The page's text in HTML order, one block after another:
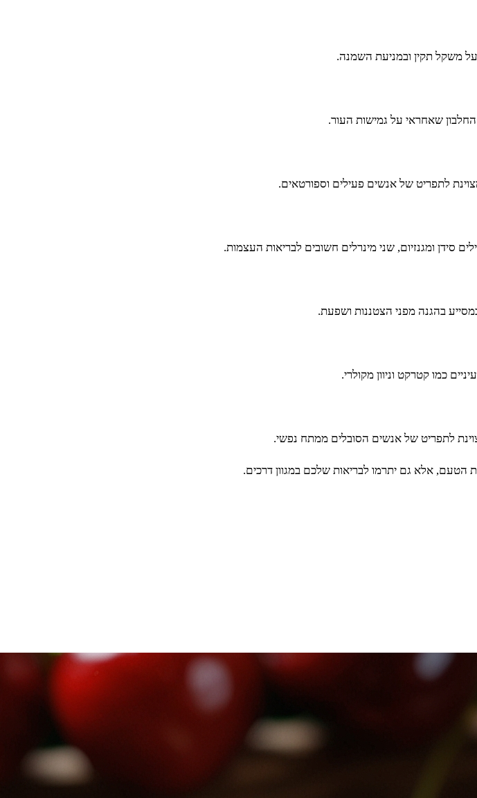
על משקל תקין ובמניעת השמנה.
לתפריט של אנשים פעילים וספורטאים.
כמו קטרקט וניוון מקולרי.
לתפריט של אנשים הסובלים ממתח נפשי.
אלא גם יתרמו לבריאות שלכם במגוון דרכים.